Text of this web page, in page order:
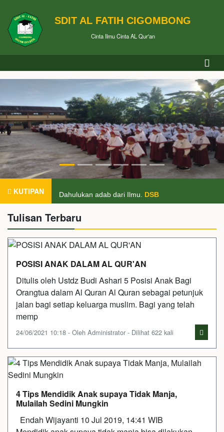
SDIT AL FATIH CIGOMBONG
Cinta Ilmu Cinta AL Qur'an
KUTIPAN
Dahulukan adab dari Ilmu.DSB
Pendidikan merupakan tiket untuk masa depan.
Tulisan Terbaru
POSISI ANAK DALAM AL QUR'AN
Ditulis oleh Ustdz Budi Ashari 5 Posisi Anak Bagi
Orangtua dalam Al Quran Al Quran sebagai petunjuk
jalan bagi setiap keluarga muslim. Bagi yang telah
memp
24/06/2021 10:18 - Oleh Administrator - Dilihat 622 kali
4 Tips Mendidik Anak supaya Tidak Manja,
Mulailah Sedini Mungkin
Endah Wijayanti 10 Jul 2019, 14:41 WIB